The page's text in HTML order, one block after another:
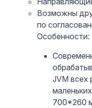
Возможны
по
Особенности:
JVM всех
700*260